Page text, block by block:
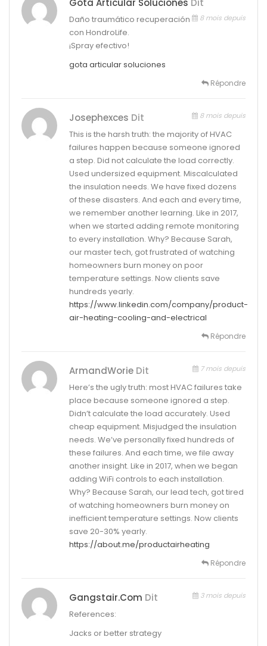
Gota Articular Soluciones Dit
8 mois depuis
Daño traumático recuperación
con HondroLife.
¡Spray efectivo!
gota articular soluciones
Répondre
Josephexces Dit 8 mois depuis
This is the harsh truth: the majority of HVAC
failures happen because someone ignored
a step. Did not calculate the load correctly.
Used undersized equipment. Miscalculated
the insulation needs. We have fixed dozens
of these disasters. And each and every time,
we remember another learning. Like in 2017,
when we started adding remote monitoring
to every installation. Why? Because Sarah,
our master tech, got frustrated of watching
homeowners burn money on poor
temperature settings. Now clients save
hundreds yearly.
https://www.linkedin.com/company/product-
air-heating-cooling-and-electrical
Répondre
ArmandWorie Dit 7 mois depuis
Here’s the ugly truth: most HVAC failures take
place because someone ignored a step.
Didn’t calculate the load accurately. Used
cheap equipment. Misjudged the insulation
needs. We’ve personally fixed hundreds of
these failures. And each time, we file away
another insight. Like in 2017, when we began
adding WiFi controls to each installation.
Why? Because Sarah, our lead tech, got tired
of watching homeowners burn money on
inefficient temperature settings. Now clients
save 20-30% yearly.
https://about.me/productairheating
Répondre
Gangstair.com Dit 3 mois depuis
References:
Jacks or better strategy